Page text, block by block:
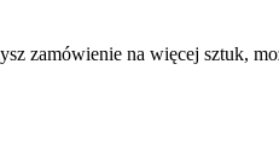
zamówienie na więcej sztuk,